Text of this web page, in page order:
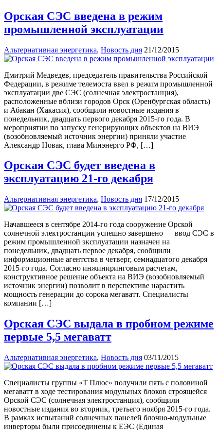
Орская СЭС введена в режим
промышленной эксплуатации
Альтернативная энергетика, Новость дня 21/12/2015
Дмитрий Медведев, председатель правительства Российской
Федерации, в режиме телемоста ввел в режим промышленной
эксплуатации две СЭС (солнечная электростанция),
расположенные вблизи городов Орск (Оренбургская область)
и Абакан (Хакасия), сообщили новостные издания в
понедельник, двадцать первого декабря 2015-го года. В
мероприятии по запуску генерирующих объектов на ВИЭ
(возобновляемый источник энергии) приняли участие
Александр Новак, глава Минэнерго РФ, […]
Орская СЭС будет введена в
эксплуатацию 21-го декабря
Альтернативная энергетика, Новость дня 17/12/2015
Начавшееся в сентябре 2014-го года сооружение Орской
солнечной электростанции успешно завершено — ввод СЭС в
режим промышленной эксплуатации назначен на
понедельник, двадцать первое декабря, сообщили
информационные агентства в четверг, семнадцатого декабря
2015-го года. Согласно инжиниринговым расчетам,
конструктивное решение объекта на ВИЭ (возобновляемый
источник энергии) позволит в перспективе нарастить
мощность генерации до сорока мегаватт. Специалисты
компании […]
Орская СЭС выдала в пробном режиме
первые 5,5 мегаватт
Альтернативная энергетика, Новость дня 03/11/2015
Специалисты группы «Т Плюс» получили пять с половиной
мегаватт в ходе тестирования модульных блоков строящейся
Орской СЭС (солнечная электростанция), сообщили
новостные издания во вторник, третьего ноября 2015-го года.
В рамках испытаний солнечных панелей блочно-модульные
инверторы были присоединены к ЕЭС (Единая